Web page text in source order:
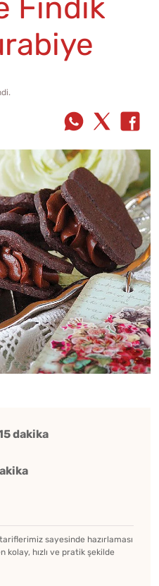
dakika
sayesinde hazırlaması
hızlı ve pratik şekilde